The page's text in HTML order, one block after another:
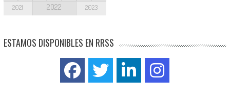
2021 2022 2023
ESTAMOS DISPONIBLES EN RRSS